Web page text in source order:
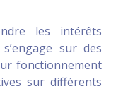
les intérêts
sur des
fonctionnement
sur différents